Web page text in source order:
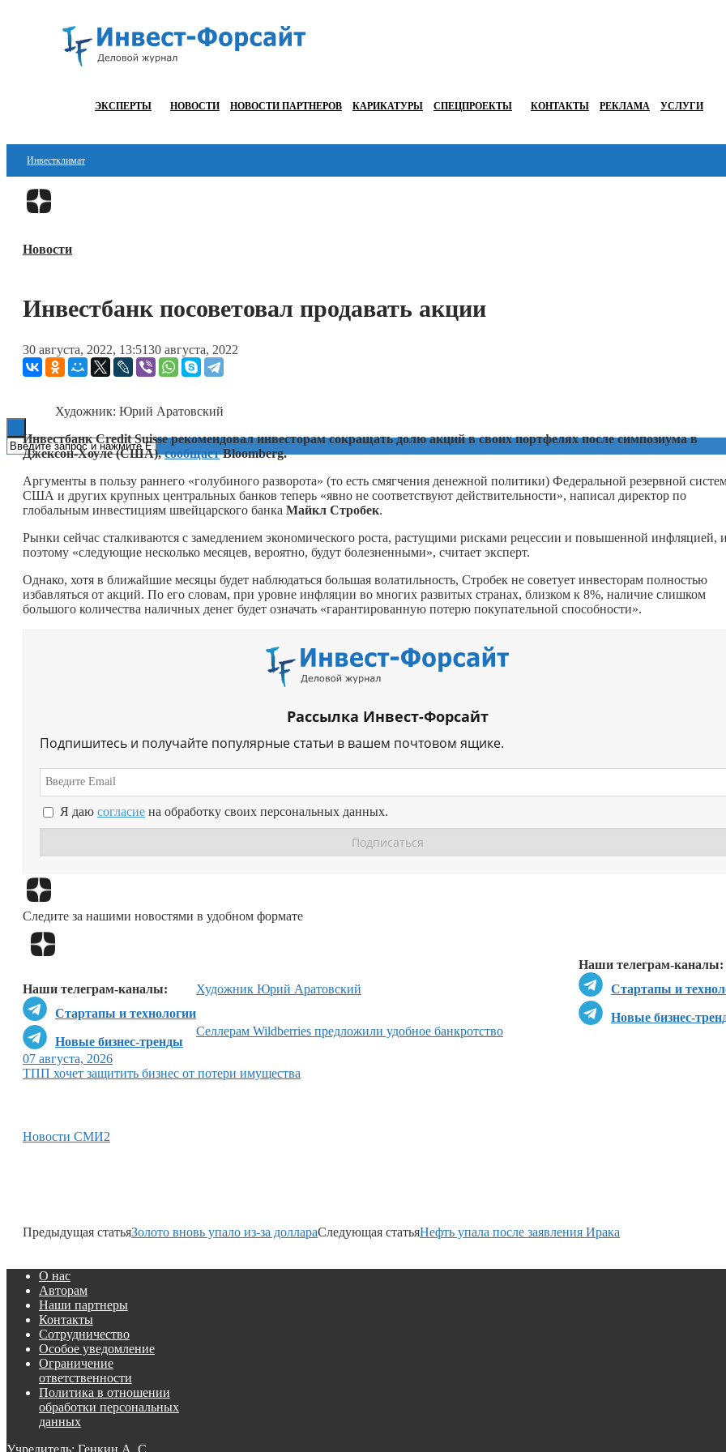
ЭКСПЕРТЫ НОВОСТИ НОВОСТИ ПАРТНЕРОВ КАРИКАТУРЫ СПЕЦПРОЕКТЫ КОНТАКТЫ РЕКЛАМА УСЛУГИ
Инвестклимат
Финансы
Блокчейн
ESG
Новости
Инвестбанк посоветовал продавать акции
30 августа, 2022, 13:5130 августа, 2022
Художник: Юрий Аратовский
Инвестбанк Credit Suisse рекомендовал инвесторам сокращать долю акций в своих портфелях после симпозиума в
Джексон-Хоуле (США),сообщаетBloomberg.
Аргументы в пользу раннего «голубиного разворота» (то есть смягчения денежной политики) Федеральной резервной
США и других крупных центральных банков теперь «явно не соответствуют действительности», написал директор по
глобальным инвестициям швейцарского банка Майкл Стробек.
Рынки сейчас сталкиваются с замедлением экономического роста, растущими рисками рецессии и повышенной инфляцией, и
поэтому «следующие несколько месяцев, вероятно, будут болезненными», считает эксперт.
Однако, хотя в ближайшие месяцы будет наблюдаться большая волатильность, Стробек не советует инвесторам полностью
избавляться от акций. По его словам, при уровне инфляции во многих развитых странах, близком к 8%, наличие слишком
большого количества наличных денег будет означать «гарантированную потерю покупательной способности».
Рассылка Инвест-Форсайт
Подпишитесь и получайте популярные статьи в вашем почтовом ящике.
Я даю согласие на обработку своих персональных данных.
Следите за нашими новостями в удобном формате
Наши телеграм-каналы:
Стартапы и
Новые бизнес-
Наши телеграм-каналы:
Стартапы и технологии
Новые бизнес-тренды
Художник Юрий Аратовский
Селлерам Wildberries предложили удобное банкротство
07 августа, 2026
ТПП хочет защитить бизнес от потери имущества
Новости СМИ2
Предыдущая статьяЗолото вновь упало из-за доллараСледующая статьяНефть упала после заявления Ирака
О нас
Авторам
Наши партнеры
Контакты
Сотрудничество
Особое уведомление
Ограничение
ответственности
Политика в отношении
обработки персональных
данных